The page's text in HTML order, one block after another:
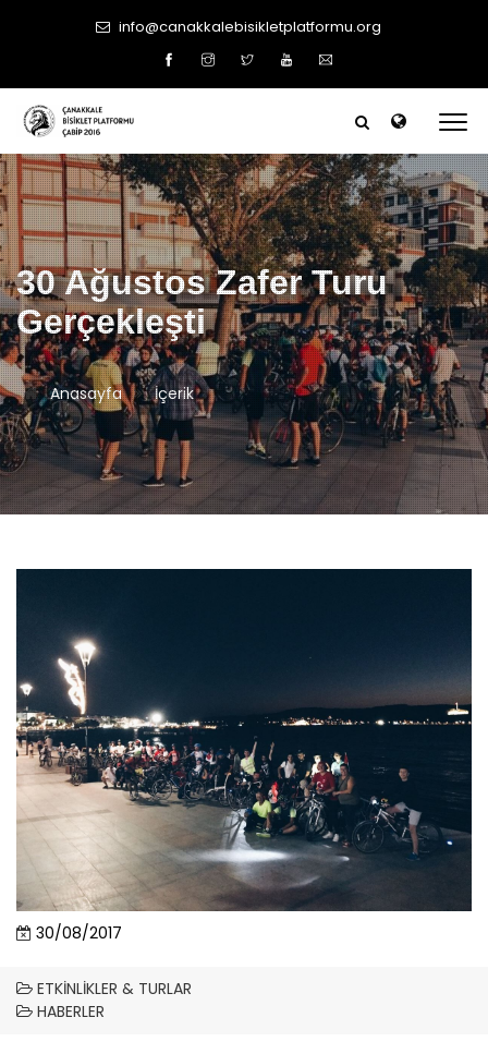
info@canakkalebisikletplatformu.org
30 Ağustos Zafer Turu
Gerçekleşti
Anasayfa İçerik
30/08/2017
ETKINLIKLER & TURLAR
HABERLER